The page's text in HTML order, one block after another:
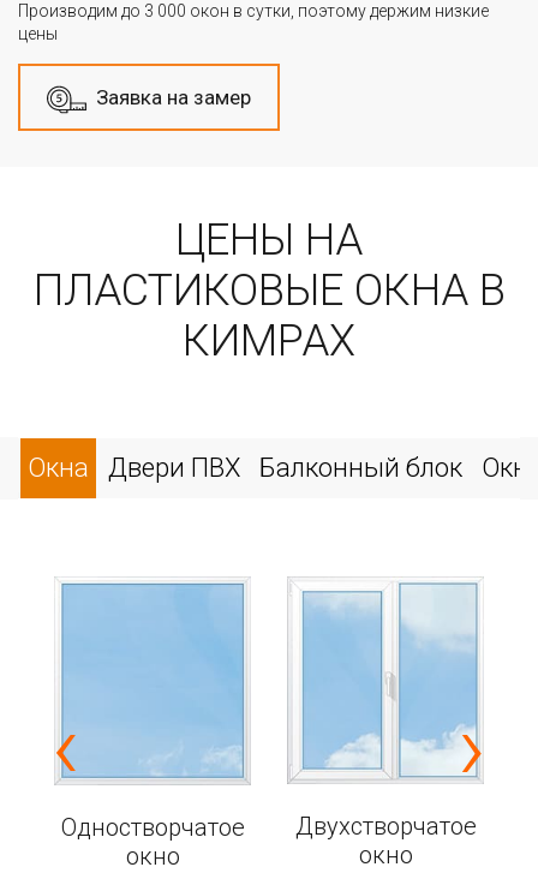
Производим до 3 000 окон в сутки, поэтому держим низкие
цены
Заявка на замер
ЦЕНЫ НА
ПЛАСТИКОВЫЕ ОКНА В
КИМРАХ
Окна Двери ПВХ Балконный блок
Одностворчатое
окно
Двухстворчатое
окно
‹ ›